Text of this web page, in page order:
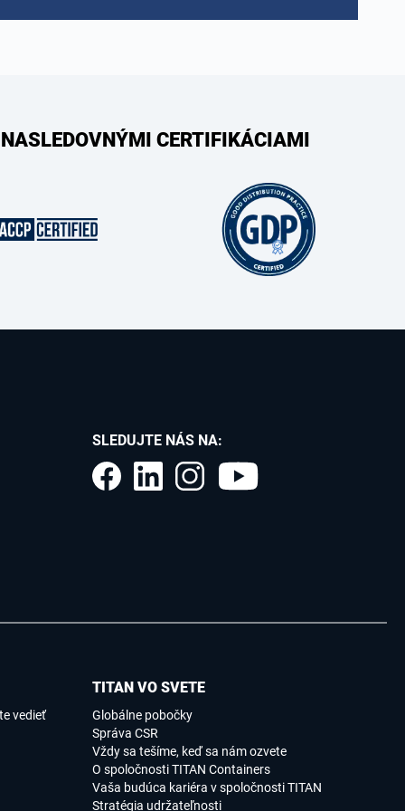
CERTIFIKÁCIAMI
SLEDUJTE NÁS NA:
TITAN VO SVETE
Globálne pobočky
Správa CSR
Vždy sa tešíme, keď sa nám ozvete
O spoločnosti TITAN Containers
Vaša budúca kariéra v spoločnosti TITAN
Stratégia udržateľnosti
vedieť